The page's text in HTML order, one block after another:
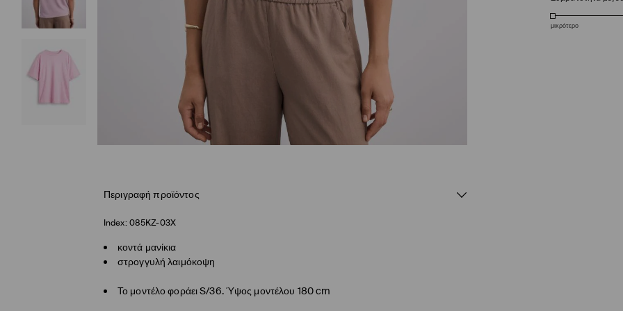
μικρότερο
Περιγραφή προϊόντος
Index: 085KZ-03X
κοντά μανίκια
στρογγυλή λαιμόκοψη
Το μοντέλο φοράει S/36. Ύψος μοντέλου 180 cm